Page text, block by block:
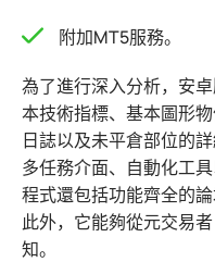
附加MT5服務。
為了進行深入分析，安
本技術指標、基本圖形
日誌以及未平倉部位的
多任務介面、自動化工
程式還包括功能齊全的
此外，它能夠從元交易
知。